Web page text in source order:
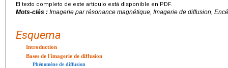
El texto completo de este artículo está disponible en PDF.
Mots-clés : Imagerie par résonance magnétique, Imagerie de diffusion,
Esquema
Introduction
Bases de l'imagerie de diffusion
Phénomène de diffusion